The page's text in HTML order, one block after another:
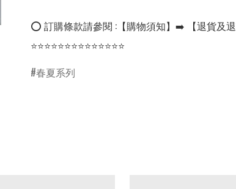
⭕ 訂購條款請參閱 :【購物須知】➡️ 【退貨及退
⭐⭐⭐⭐⭐⭐⭐⭐⭐⭐⭐⭐⭐⭐
春夏系列